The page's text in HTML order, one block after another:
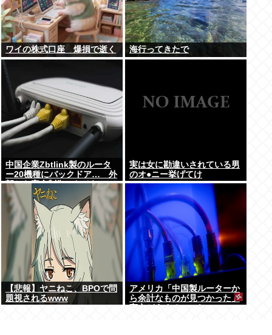
ワイの株式口座 爆損で逝く 海行ってきたで
中国企業Zbtlink製のルータ
ー20機種にバックドア… 外
部から完全制御のおそれ
実は女に勘違いされている男
のオ●ニー挙げてけ
【悲報】ヤニねこ、BPOで問
題視されるwww
アメリカ「中国製ルーターか
ら余計なものが見つかった」